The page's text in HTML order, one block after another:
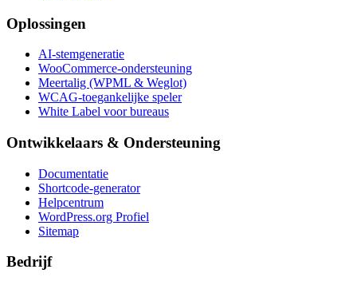
Oplossingen
AI-stemgeneratie
WooCommerce-ondersteuning
Meertalig (WPML & Weglot)
WCAG-toegankelijke speler
White Label voor bureaus
Ontwikkelaars & Ondersteuning
Documentatie
Shortcode-generator
Helpcentrum
WordPress.org Profiel
Sitemap
Bedrijf